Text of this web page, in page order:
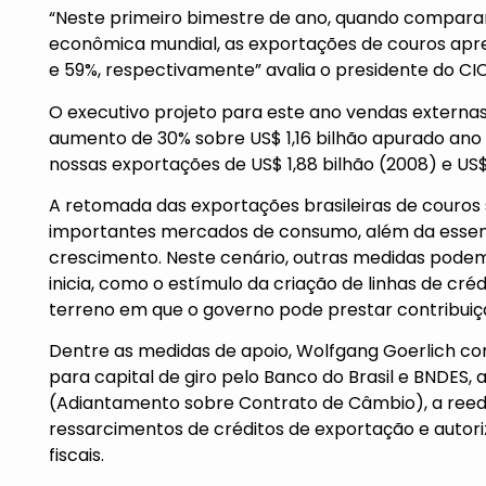
“Neste primeiro bimestre de ano, quando
econômica mundial, as exportações de couros
e 59%, respectivamente” avalia o presidente do
O executivo projeto para este ano vendas
aumento de 30% sobre US$ 1,16 bilhão apurado
nossas exportações de US$ 1,88 bilhão (2008) e
A retomada das exportações brasileiras de
importantes mercados de consumo, além da
crescimento. Neste cenário, outras medidas
inicia, como o estímulo da criação de linhas de
terreno em que o governo pode prestar
Dentre as medidas de apoio, Wolfgang Goerlich
para capital de giro pelo Banco do Brasil e
(Adiantamento sobre Contrato de Câmbio), a
ressarcimentos de créditos de exportação e
fiscais.